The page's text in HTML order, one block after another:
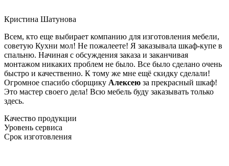
Кристина Шатунова
Всем, кто еще выбирает компанию для изготовления мебели,
советую Кухни мол! Не пожалеете! Я заказывала шкаф-купе в
спальню. Начиная с обсуждения заказа и заканчивая
монтажом никаких проблем не было. Все было сделано очень
быстро и качественно. К тому же мне ещё скидку сделали!
Огромное спасибо сборщику Алексею за прекрасный шкаф!
Это мастер своего дела! Всю мебель буду заказывать только
здесь.
Качество продукции
Уровень сервиса
Срок изготовления